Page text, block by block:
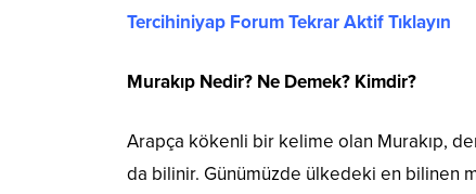
Tercihiniyap Forum Tekrar Aktif Tıklayın
Murakıp Nedir? Ne Demek? Kimdir?
Arapça kökenli bir kelime olan Murakıp,
da bilinir. Günümüzde ülkedeki en bilinen